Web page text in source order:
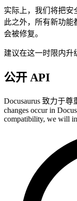
实际上，我们将把安
此之外，所有新功能
会被修复。
建议在这一时限内升
公开 API
Docusaurus 致力于尊
changes occur in
compatibility, we will